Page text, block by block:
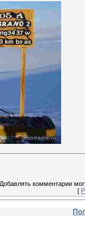
Добавлять комментарии
[